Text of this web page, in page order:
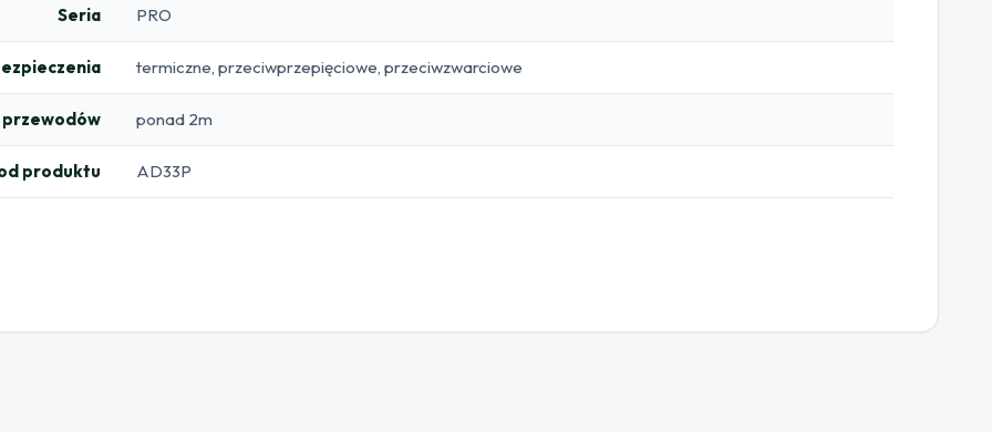
Seria PRO
termiczne, przeciwprzepięciowe, przeciwzwarciowe
przewodów ponad 2m
produktu AD33P